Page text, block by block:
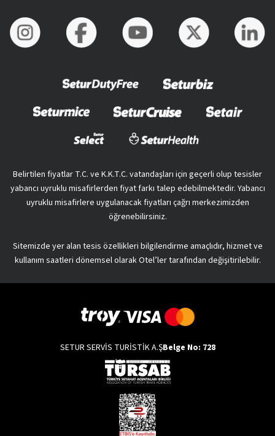
Belirtilen fiyatlar T.C. ve K.K.T.C. vatandaşları için geçerli olup tesisler
yabancı uyruklu misafirlerden fiyat farkı talep edebilmektedir. Yabancı
uyruklu misafirlere uygulanacak fiyatları çağrı merkezimizden
öğrenebilirsiniz.
Sitemizde yer alan tesis özellikleri bilgilendirme amaçlıdır, hizmet ve
kullanım saatleri dönemsel olarak Otel’ler tarafından değişitirilebilir.
SETUR SERVİS TURİSTİK A.ŞBelge No: 728